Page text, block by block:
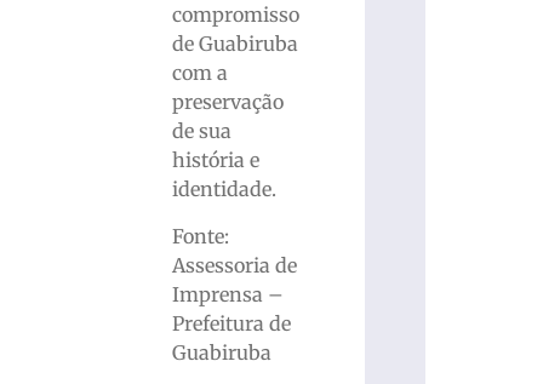
compromisso
de Guabiruba
com a
preservação
de sua
história e
identidade.
Fonte:
Assessoria de
Imprensa –
Prefeitura de
Guabiruba